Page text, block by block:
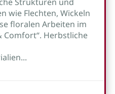
wie Flechten, Wickeln
floralen Arbeiten im
Comfort“. Herbstliche